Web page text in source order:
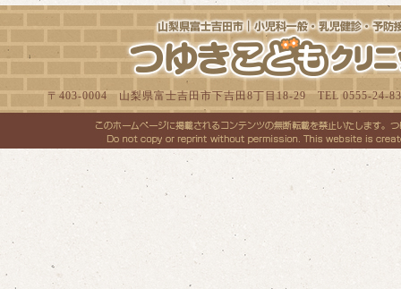
〒403-0004 山梨県富士吉田市下吉田8丁目18-29 TEL 0555-24-